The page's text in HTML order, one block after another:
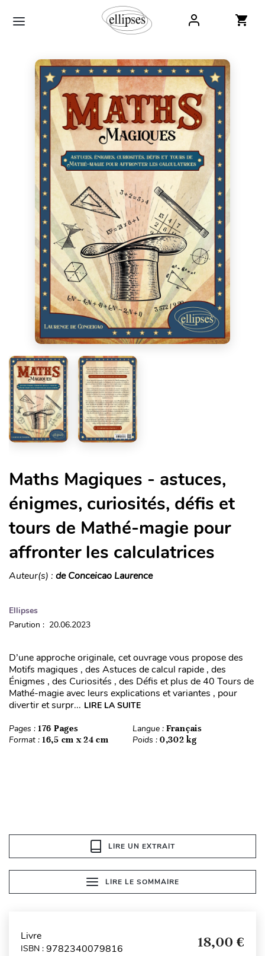
Maths Magiques - astuces,
énigmes, curiosités, défis et
tours de Mathé-magie pour
affronter les calculatrices
Auteur(s) : de Conceicao Laurence
Ellipses
Parution : 20.06.2023
D’une approche originale, cet ouvrage vous propose des
Motifs magiques , des Astuces de calcul rapide , des
Énigmes , des Curiosités , des Défis et plus de 40 Tours de
Mathé-magie avec leurs explications et variantes , pour
divertir et surpr... LIRE LA SUITE
Pages : 176 Pages Langue : Français
Format : 16,5 cm x 24 cm Poids : 0,302 kg
LIRE UN EXTRAIT
LIRE LE SOMMAIRE
Livre
ISBN : 9782340079816 18,00 €